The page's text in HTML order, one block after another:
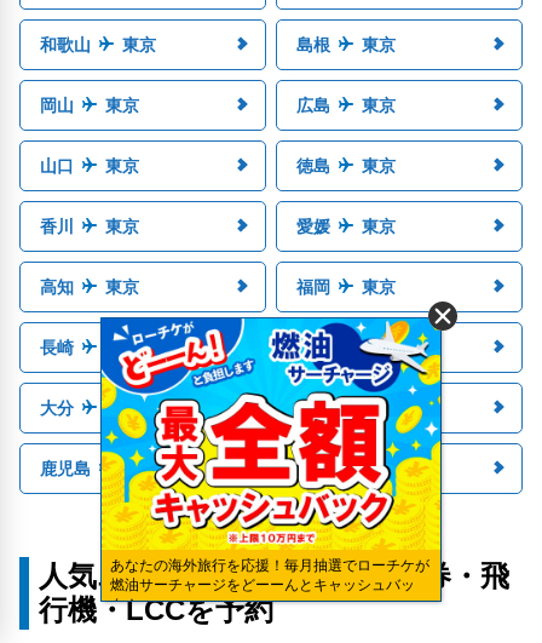
和歌山 東京 島根 東京
岡山 東京 広島 東京
山口 東京 徳島 東京
香川 東京 愛媛 東京
高知 東京 福岡 東京
長崎 東京 熊本 東京
大分 東京 宮崎 東京
鹿児島 東京 沖縄 東京
人気エリアから国内格安航空券・飛
行機・LCCを予約
あなたの海外旅行を応援！毎月抽選でローチケが
燃油サーチャージをどーーんとキャッシュバッ
ク！